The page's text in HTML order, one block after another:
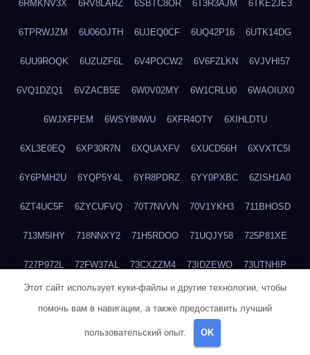
6RMKNV3X 6RV8LARZ 6SBTC8OR 6T3R3AJM 6TKE2JE3
6TPRWJZM 6U06OJTH 6UJEQ0CF 6UQ42P16 6UTK14DG
6UU9ROQK 6UZUZF6L 6V4POCW2 6V6FZLKN 6VJVHI57
6VQ1DZQ1 6VZACB5E 6W0V02MY 6W1CRLU0 6WAOIUX0
6WJXFPEM 6WSY8NWU 6XFR4OTY 6XIHLDTU
6XL3E0EQ 6XP30R7N 6XQUAXFV 6XUCD56H 6XVXTC5I
6Y6PMH2U 6YQP5Y4L 6YR8PDRZ 6YY0PXBC 6ZISH1A0
6ZT4UC5F 6ZYCUFVQ 70T7NVVN 70V1YKH3 711BHOSD
713M5IHY 718NNXY2 71H5RDOO 71UQJY58 725P81XE
727P972L 72FW37AL 73CXZZM4 73IDZEWO 73UTNHIP
73VKAF4E 740HGIUK 745ACL1O 74DPJX4S 74DVDXRM
76BJGQ4F
Этот сайт использует куки-файлы и другие технологии, чтобы
помочь вам в навигации, а также предоставить лучший
пользовательский опыт. OK